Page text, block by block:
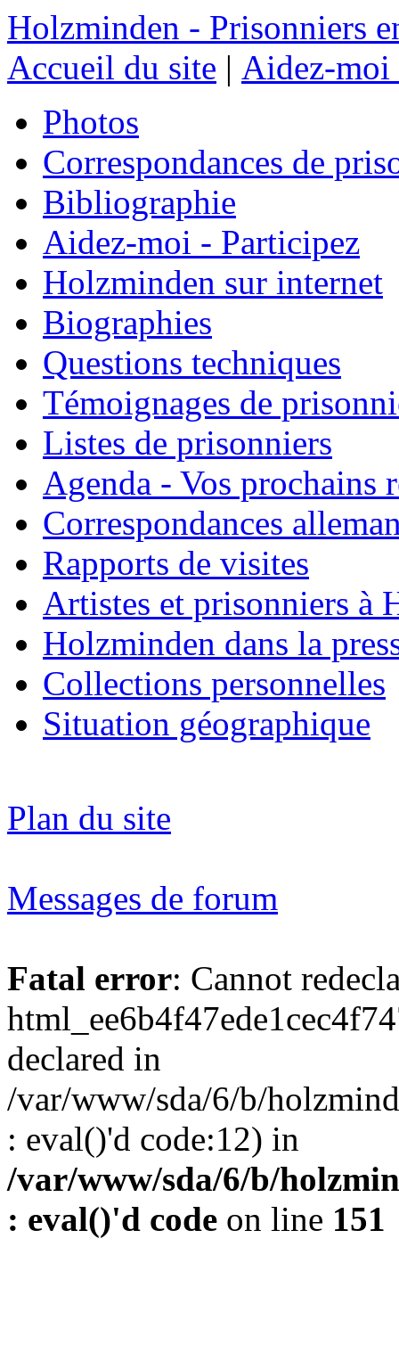
Holzminden - Prisonniers
Accueil du site | Aidez-moi
Photos
Correspondances de
Bibliographie
Aidez-moi - Participez
Holzminden sur internet
Biographies
Questions techniques
Témoignages de
Listes de prisonniers
Agenda - Vos prochains
Correspondances
Rapports de visites
Artistes et prisonniers à
Holzminden dans la
Collections personnelles
Situation géographique
Plan du site
Messages de forum
Fatal error: Cannot
declared in
/var/www/sda/6/b/
: eval()'d code:12) in
/var/www/sda/6/b/
: eval()'d code on line 151